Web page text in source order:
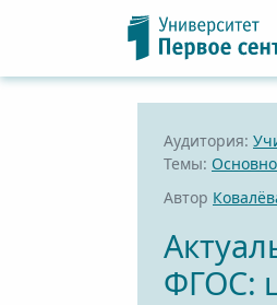
Аудитория:
Темы:
Автор
ФГОС: